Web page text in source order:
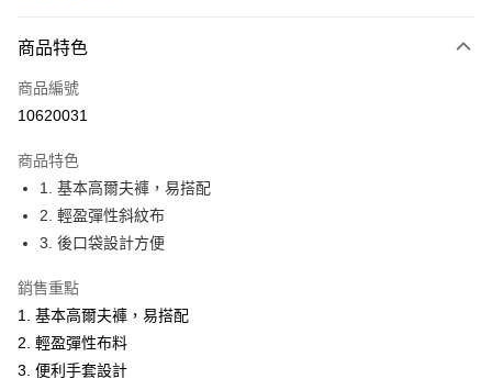
LINE Pay
Apple Pay
悠遊付
大哥付你分期
相關說明
1.本服務由台灣大哥大提供，台灣大哥大用戶可立即使用無須另外申請。
流程，驗證手機門號後，選擇欲分期的期數、繳款截止日，確認付款後即完
成交易。
3.實際核准額度、可分期數及費用金額請依後續交易確認頁面所載為準。
4.訂單成立30分鐘內，如未前往確認交易或遇審核未通過，訂單將自動取
AFTEE先享後付
相關說明
AFTEE先享後付是「在收到商品之後才付款」的支付方式。 讓您購物簡單
便利好安心！
ATM付款
商品特色
商品編號
10620031
商品特色
1. 基本高爾夫褲，易搭配
2. 輕盈彈性斜紋布
3. 後口袋設計方便
銷售重點
1. 基本高爾夫褲，易搭配
2. 輕盈彈性布料
3. 便利手套設計